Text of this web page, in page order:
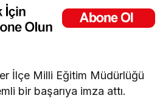
İlçe Milli Eğitim Müdürlüğü
bir başarıya imza attı.